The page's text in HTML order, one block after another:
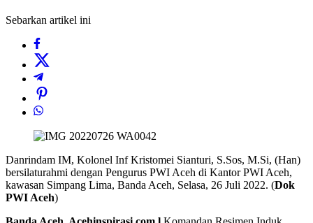
Sebarkan artikel ini
Danrindam IM, Kolonel Inf Kristomei Sianturi, S.Sos, M.Si, (Han)
bersilaturahmi dengan Pengurus PWI Aceh di Kantor PWI Aceh,
kawasan Simpang Lima, Banda Aceh, Selasa, 26 Juli 2022. (Dok
PWI Aceh)